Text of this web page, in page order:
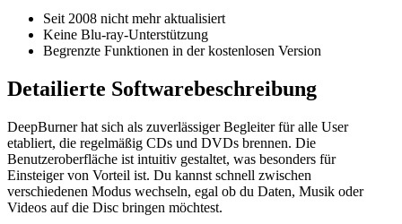
Seit 2008 nicht mehr aktualisiert
Keine Blu-ray-Unterstützung
Begrenzte Funktionen in der kostenlosen Version
Detailierte Softwarebeschreibung
DeepBurner hat sich als zuverlässiger Begleiter für alle User
etabliert, die regelmäßig CDs und DVDs brennen. Die
Benutzeroberfläche ist intuitiv gestaltet, was besonders für
Einsteiger von Vorteil ist. Du kannst schnell zwischen
verschiedenen Modus wechseln, egal ob du Daten, Musik oder
Videos auf die Disc bringen möchtest.